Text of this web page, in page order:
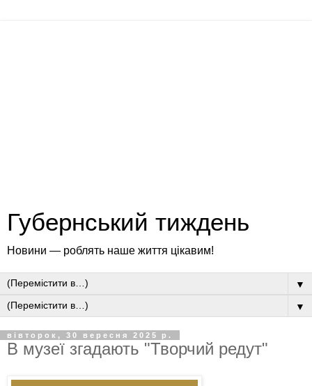
Губернський тиждень
Новини — роблять наше життя цікавим!
▼
▼
вівторок, 30 вересня 2025 р.
В музеї згадають "Творчий редут"